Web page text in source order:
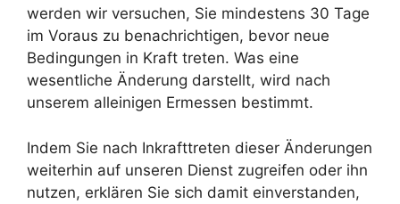
werden wir versuchen, Sie mindestens 30 Tage
im Voraus zu benachrichtigen, bevor neue
Bedingungen in Kraft treten. Was eine
wesentliche Änderung darstellt, wird nach
unserem alleinigen Ermessen bestimmt.
Indem Sie nach Inkrafttreten dieser Änderungen
weiterhin auf unseren Dienst zugreifen oder ihn
nutzen, erklären Sie sich damit einverstanden,